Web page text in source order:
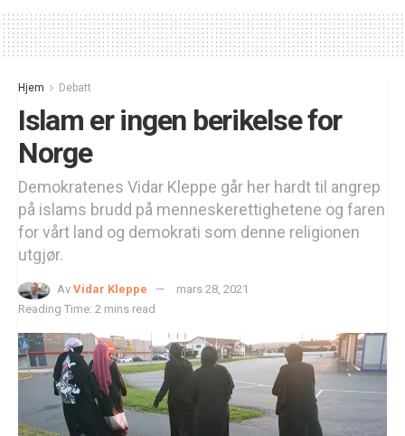
Hjem Debatt
Islam er ingen berikelse for
Norge
Demokratenes Vidar Kleppe går her hardt til angrep
på islams brudd på menneskerettighetene og faren
for vårt land og demokrati som denne religionen
utgjør.
Av Vidar Kleppe
mars 28, 2021
Reading Time: 2 mins read